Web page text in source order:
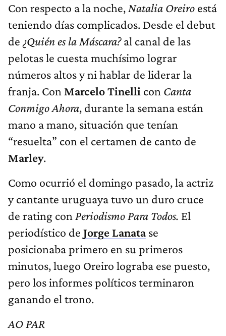
Con respecto a la noche, Natalia Oreiro está
teniendo días complicados. Desde el debut
de ¿Quién es la Máscara?al canal de las
pelotas le cuesta muchísimo lograr
números altos y ni hablar de liderar la
franja. Con Marcelo Tinelli con Canta
Conmigo Ahora, durante la semana están
mano a mano, situación que tenían
“resuelta” con el certamen de canto de
Marley.
Como ocurrió el domingo pasado, la actriz
y cantante uruguaya tuvo un duro cruce
de rating con Periodismo Para Todos. El
periodístico de Jorge Lanatase
posicionaba primero en su primeros
minutos, luego Oreiro lograba ese puesto,
pero los informes políticos terminaron
ganando el trono.
AO PAR